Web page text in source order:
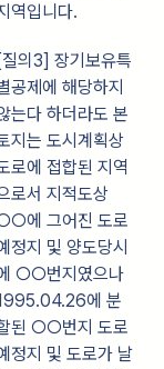
역입니다.
[질의3] 장기보유특
공제에 해당하지
는다 하더라도 본
지는 도시계획상
로에 접합된 지역
로서 지적도상
에 그어진 도로
정지 및 양도당시
○○번지였으나
에 분
된 ○○번지 도로
정지 및 도로가 날